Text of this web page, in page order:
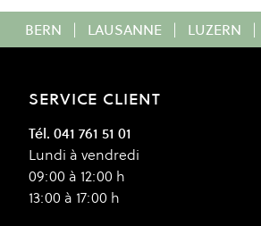
BERN | LAUSANNE | LUZERN |
SERVICE CLIENT
Tél. 041 761 51 01
Lundi à vendredi
09:00 à 12:00 h
13:00 à 17:00 h